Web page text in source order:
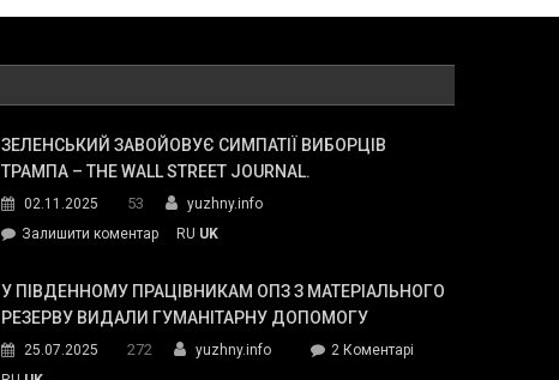
ЗЕЛЕНСЬКИЙ ЗАВОЙОВУЄ СИМПАТІЇ ВИБОРЦІВ
ТРАМПА – THE WALL STREET JOURNAL.
02.11.2025 53
yuzhny.info
Залишити коментарon
завойовує
симпатії
Трампа
RU UK
У ПІВДЕННОМУ ПРАЦІВНИКАМ ОПЗ З МАТЕРІАЛЬНОГО
РЕЗЕРВУ ВИДАЛИ ГУМАНІТАРНУ ДОПОМОГУ
25.07.2025 272 yuzhny.info 2 Коментарідо